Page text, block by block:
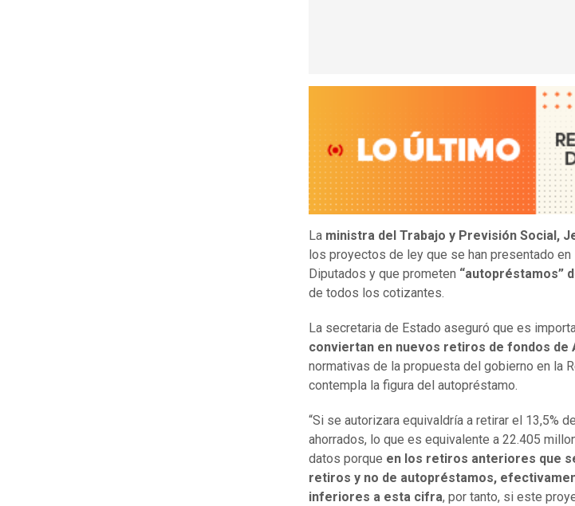
La ministra del Trabajo y Previsión Social,
los proyectos de ley que se han presentado en
Diputados y que prometen “autopréstamos”
de todos los cotizantes.
La secretaria de Estado aseguró que es
conviertan en nuevos retiros de fondos de
normativas de la propuesta del gobierno en la
contempla la figura del autopréstamo.
“Si se autorizara equivaldría a retirar el 13,5%
ahorrados, lo que es equivalente a 22.405
datos porque en los retiros anteriores que
retiros y no de autopréstamos,
inferiores a esta cifra, por tanto, si este